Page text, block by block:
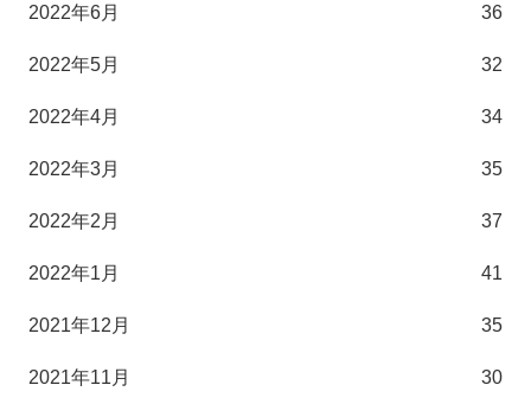
2022年6月 36
2022年5月 32
2022年4月 34
2022年3月 35
2022年2月 37
2022年1月 41
2021年12月 35
2021年11月 30